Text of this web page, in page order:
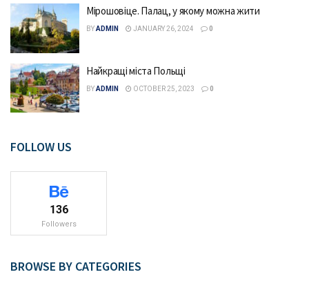
Мірошовіце. Палац, у якому можна жити
BYADMIN JANUARY 26, 2024 0
Найкращі міста Польщі
BYADMIN OCTOBER 25, 2023 0
FOLLOW US
136
Followers
BROWSE BY CATEGORIES